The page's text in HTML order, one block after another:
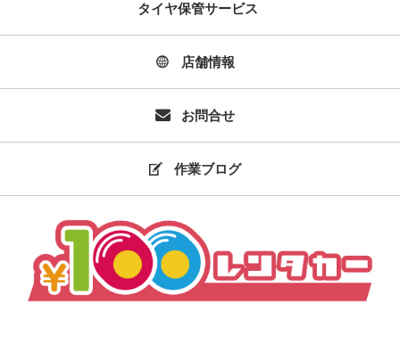
タイヤ保管サービス
店舗情報
お問合せ
作業ブログ